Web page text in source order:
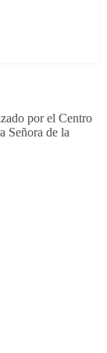
por el Centro
Señora de la